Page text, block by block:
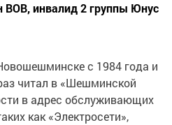
ВОВ, инвалид 2 группы Юнус
с 1984 года и
читал в «Шешминской
в адрес обслуживающих
как «Электросети»,